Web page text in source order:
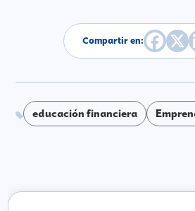
Compartir en:
educación financiera